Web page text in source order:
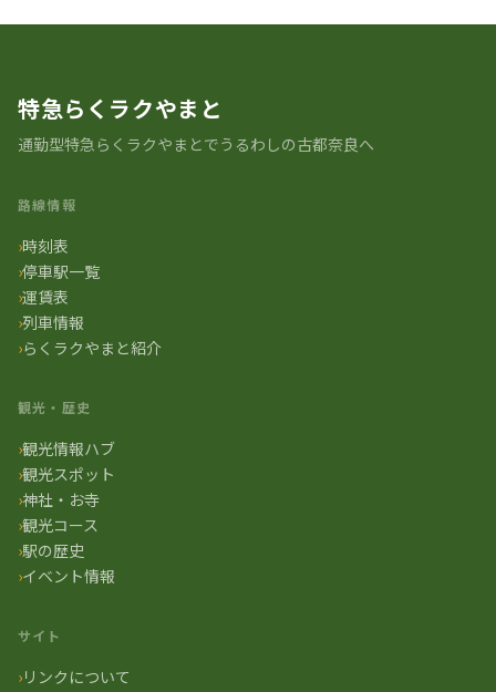
特急らくラクやまと
通勤型特急らくラクやまとでうるわしの古都奈良へ
路線情報
時刻表
停車駅一覧
運賃表
列車情報
らくラクやまと紹介
観光・歴史
観光情報ハブ
観光スポット
神社・お寺
観光コース
駅の歴史
イベント情報
サイト
リンクについて